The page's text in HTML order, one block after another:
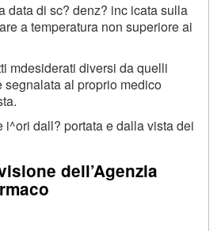
data di sc? denz? inc icata sulla
a temperatura non superiore ai
mdesiderati diversi da quelli
segnalata al proprio medico
i^ori dall? portata e dalla vista dei
dell’Agenzia